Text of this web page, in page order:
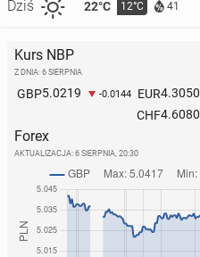
Dziś 22°C 12°C 41
Kurs NBP
Z DNIA: 6 SIERPNIA
GBP5.0219 -0.0144 EUR4.3050
CHF4.6080
Forex
AKTUALIZACJA: 6 SIERPNIA, 20:30